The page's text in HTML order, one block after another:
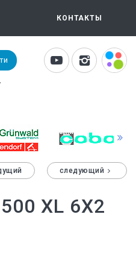
КОНТАКТЫ
следующий
XL 6X2